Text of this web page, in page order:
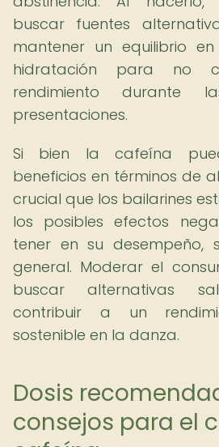
buscar fuentes
mantener un equilibrio
hidratación para no
rendimiento durante
presentaciones.
Si bien la cafeína
beneficios en términos de
crucial que los bailarines
los posibles efectos
tener en su desempeño,
general. Moderar el
buscar alternativas
contribuir a un
sostenible en la danza.
Dosis
consejos para el